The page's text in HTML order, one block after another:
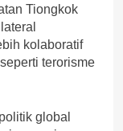
Tiongkok
kolaboratif
terorisme
global